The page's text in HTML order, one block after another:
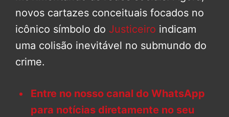
novos cartazes conceituais focados no
icônico símbolo do Justiceiro indicam
uma colisão inevitável no submundo do
crime.
Entre no nosso canal do WhatsApp
para notícias diretamente no seu